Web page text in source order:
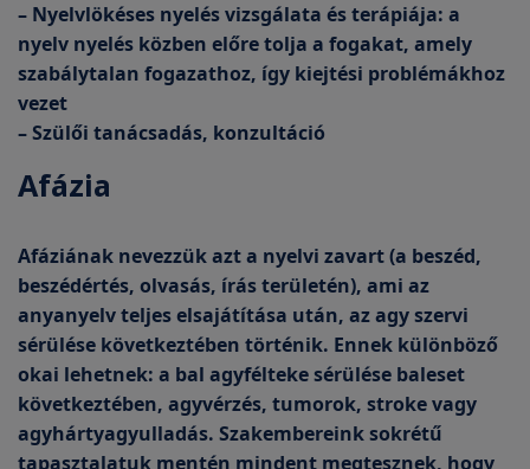
– Nyelvlökéses nyelés vizsgálata és terápiája: a
nyelv nyelés közben előre tolja a fogakat, amely
szabálytalan fogazathoz, így kiejtési problémákhoz
vezet
– Szülői tanácsadás, konzultáció
Afázia
Afáziának nevezzük azt a nyelvi zavart (a beszéd,
beszédértés, olvasás, írás területén), ami az
anyanyelv teljes elsajátítása után, az agy szervi
sérülése következtében történik. Ennek különböző
okai lehetnek: a bal agyfélteke sérülése baleset
következtében, agyvérzés, tumorok, stroke vagy
agyhártyagyulladás. Szakembereink sokrétű
tapasztalatuk mentén mindent megtesznek, hogy